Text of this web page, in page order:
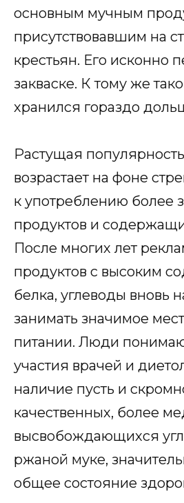
основным мучным
присутствовавшим на
крестьян. Его исконно
закваске. К тому же
хранился гораздо
Растущая
возрастает на фоне
к употреблению более
продуктов и
После многих лет
продуктов с высоким
белка, углеводы вновь
занимать значимое
питании. Люди
участия врачей и
наличие пусть и
качественных, более
высвобождающихся
ржаной муке,
общее состояние